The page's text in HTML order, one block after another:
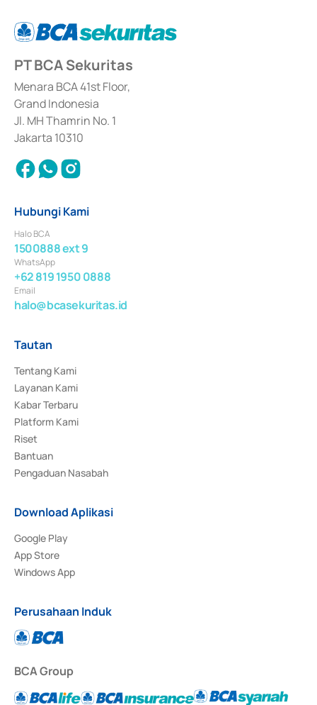
berdasarkan surat keputusan Otoritas Jasa Keuangan Nomor S-
67/PM.21/2017 tanggal 3 Februari 2017, dan beberapa izin usaha lainnya
Sertifikat Deposito di Pasar Uang yang izinnya diterbitkan pada tahun 2017
dan izin usaha lainnya dari Bank Indonesia sebagai Lembaga Pendukung
Penerbitan, Transaksi, serta Penatausahaan dan Penyelesaian Transaksi
Surat Berharga Komersial yang izinnya diterbitkan pada tahun 2018.
PT BCA Sekuritas
Menara BCA 41st Floor,
Grand Indonesia
Jl. MH Thamrin No. 1
Jakarta 10310
Hubungi Kami
Halo BCA
1500888 ext 9
WhatsApp
+62 819 1950 0888
Email
halo@bcasekuritas.id
Tautan
Tentang Kami
Layanan Kami
Kabar Terbaru
Platform Kami
Riset
Bantuan
Pengaduan Nasabah
Download Aplikasi
Google Play
App Store
Windows App
Perusahaan Induk
BCA Group